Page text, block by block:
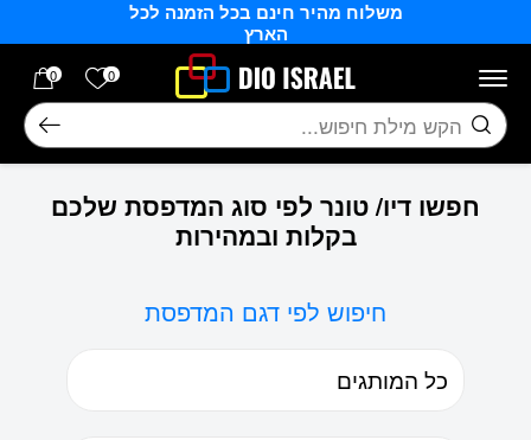
משלוח מהיר חינם בכל הזמנה לכל
הארץ
0 הרשימה
0
חיפוש
חפשו דיו/ טונר לפי סוג המדפסת שלכם
בקלות ובמהירות
חיפוש לפי דגם המדפסת